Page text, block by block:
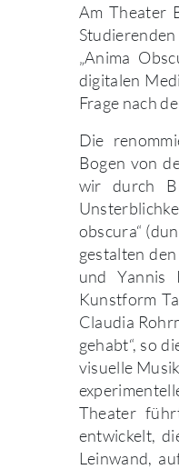
Am Theater
„Anima
digitalen
Frage nach
Die
Bogen von
wir durch
obscura“
gestalten
und Yannis
Kunstform
Claudia
gehabt“, so
visuelle
Theater
entwickelt,
Leinwand,